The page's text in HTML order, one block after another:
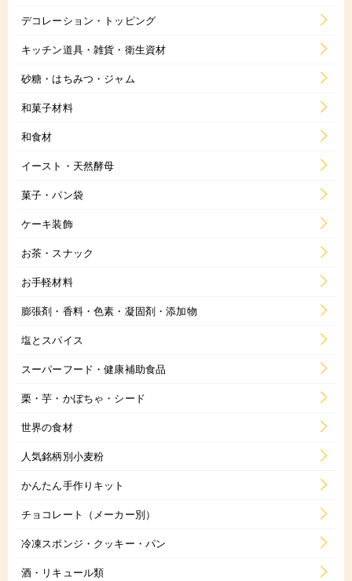
デコレーション・トッピング
キッチン道具・雑貨・衛生資材
砂糖・はちみつ・ジャム
和菓子材料
和食材
イースト・天然酵母
菓子・パン袋
ケーキ装飾
お茶・スナック
お手軽材料
膨張剤・香料・色素・凝固剤・添加物
塩とスパイス
スーパーフード・健康補助食品
栗・芋・かぼちゃ・シード
世界の食材
人気銘柄別小麦粉
かんたん手作りキット
チョコレート（メーカー別）
冷凍スポンジ・クッキー・パン
酒・リキュール類